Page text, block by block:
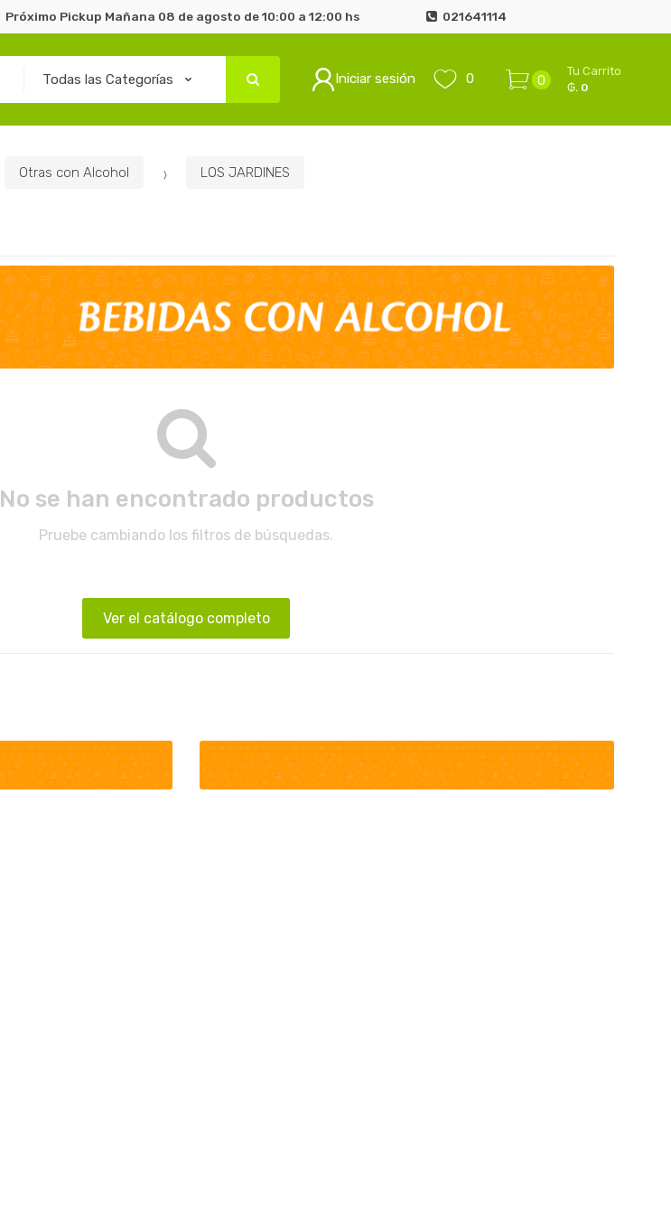
Próximo Pickup Mañana 08 de agosto de 10:00 a 12:00 hs 021641114
Iniciar sesión 0 0
Tu Carrito
₲. 0
Otras con Alcohol LOS JARDINES
No se han encontrado productos
Pruebe cambiando los filtros de búsquedas.
Ver el catálogo completo